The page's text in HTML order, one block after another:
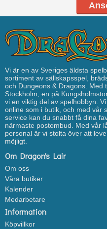
Vi är en av Sveriges äldsta
sortiment av sällskapsspel,
och Dungeons & Dragons. Med
Stockholm, en på
vi en viktig del av spelhobbyn.
online som i butik, och med vår
service kan du snabbt få dina
närmaste postombud. Med vår
personal är vi stolta över att
möjligt.
Om Dragon's Lair
Om oss
Våra butiker
Kalender
Medarbetare
Information
Köpvillkor